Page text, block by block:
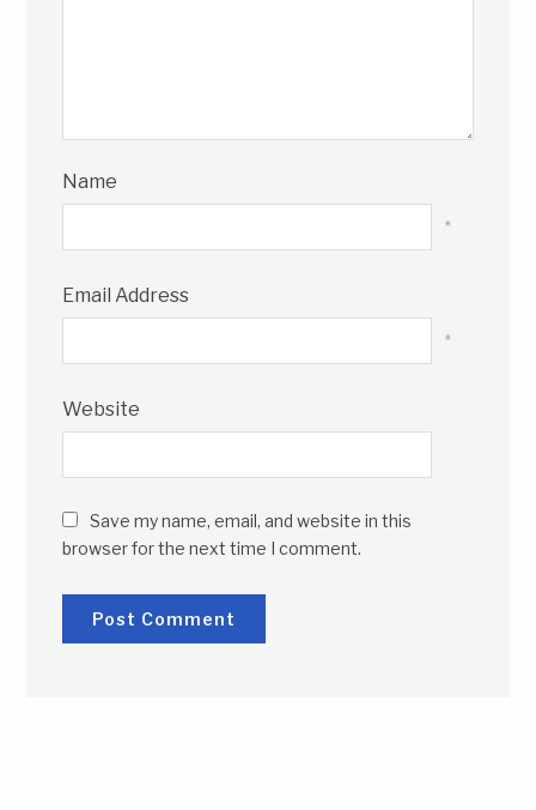
Name
*
Email Address
*
Website
Save my name, email, and website in this
browser for the next time I comment.